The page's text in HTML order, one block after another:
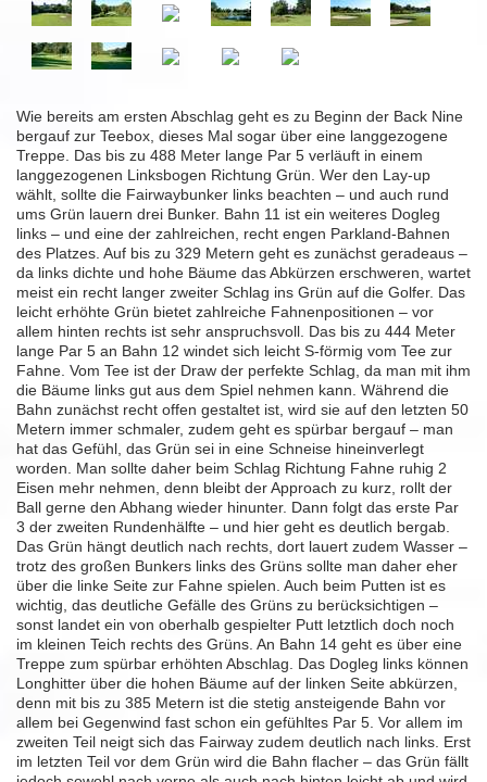
Wie bereits am ersten Abschlag geht es zu Beginn der Back Nine
bergauf zur Teebox, dieses Mal sogar über eine langgezogene
Treppe. Das bis zu 488 Meter lange Par 5 verläuft in einem
langgezogenen Linksbogen Richtung Grün. Wer den Lay-up
wählt, sollte die Fairwaybunker links beachten – und auch rund
ums Grün lauern drei Bunker. Bahn 11 ist ein weiteres Dogleg
links – und eine der zahlreichen, recht engen Parkland-Bahnen
des Platzes. Auf bis zu 329 Metern geht es zunächst geradeaus –
da links dichte und hohe Bäume das Abkürzen erschweren, wartet
meist ein recht langer zweiter Schlag ins Grün auf die Golfer. Das
leicht erhöhte Grün bietet zahlreiche Fahnenpositionen – vor
allem hinten rechts ist sehr anspruchsvoll. Das bis zu 444 Meter
lange Par 5 an Bahn 12 windet sich leicht S-förmig vom Tee zur
Fahne. Vom Tee ist der Draw der perfekte Schlag, da man mit ihm
die Bäume links gut aus dem Spiel nehmen kann. Während die
Bahn zunächst recht offen gestaltet ist, wird sie auf den letzten 50
Metern immer schmaler, zudem geht es spürbar bergauf – man
hat das Gefühl, das Grün sei in eine Schneise hineinverlegt
worden. Man sollte daher beim Schlag Richtung Fahne ruhig 2
Eisen mehr nehmen, denn bleibt der Approach zu kurz, rollt der
Ball gerne den Abhang wieder hinunter. Dann folgt das erste Par
3 der zweiten Rundenhälfte – und hier geht es deutlich bergab.
Das Grün hängt deutlich nach rechts, dort lauert zudem Wasser –
trotz des großen Bunkers links des Grüns sollte man daher eher
über die linke Seite zur Fahne spielen. Auch beim Putten ist es
wichtig, das deutliche Gefälle des Grüns zu berücksichtigen –
sonst landet ein von oberhalb gespielter Putt letztlich doch noch
im kleinen Teich rechts des Grüns. An Bahn 14 geht es über eine
Treppe zum spürbar erhöhten Abschlag. Das Dogleg links können
Longhitter über die hohen Bäume auf der linken Seite abkürzen,
denn mit bis zu 385 Metern ist die stetig ansteigende Bahn vor
allem bei Gegenwind fast schon ein gefühltes Par 5. Vor allem im
zweiten Teil neigt sich das Fairway zudem deutlich nach links. Erst
im letzten Teil vor dem Grün wird die Bahn flacher – das Grün fällt